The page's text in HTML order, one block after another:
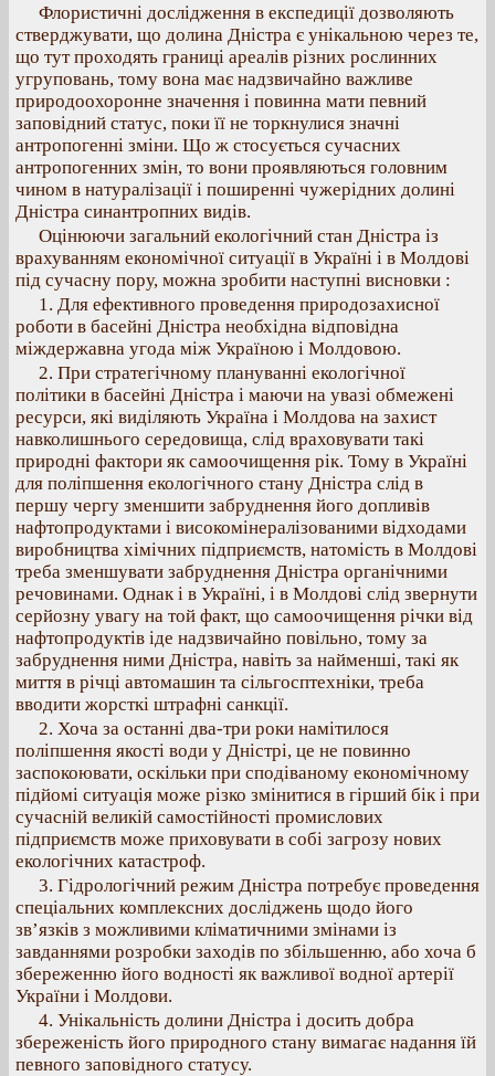
Флористичні дослідження в експедиції дозволяють
стверджувати, що долина Дністра є унікальною через те,
що тут проходять границі ареалів різних рослинних
угруповань, тому вона має надзвичайно важливе
природоохоронне значення і повинна мати певний
заповідний статус, поки її не торкнулися значні
антропогенні зміни. Що ж стосується сучасних
антропогенних змін, то вони проявляються головним
чином в натуралізації і поширенні чужерідних долині
Дністра синантропних видів.
Оцінюючи загальний екологічний стан Дністра із
врахуванням економічної ситуації в Україні і в Молдові
під сучасну пору, можна зробити наступні висновки :
1. Для ефективного проведення природозахисної
роботи в басейні Дністра необхідна відповідна
міждержавна угода між Україною і Молдовою.
2. При стратегічному плануванні екологічної
політики в басейні Дністра і маючи на увазі обмежені
ресурси, які виділяють Україна і Молдова на захист
навколишнього середовища, слід враховувати такі
природні фактори як самоочищення рік. Тому в Україні
для поліпшення екологічного стану Дністра слід в
першу чергу зменшити забруднення його допливів
нафтопродуктами і високомінералізованими відходами
виробництва хімічних підприємств, натомість в Молдові
треба зменшувати забруднення Дністра органічними
речовинами. Однак і в Україні, і в Молдові слід звернути
серйозну увагу на той факт, що самоочищення річки від
нафтопродуктів іде надзвичайно повільно, тому за
забруднення ними Дністра, навіть за найменші, такі як
миття в річці автомашин та сільгосптехніки, треба
вводити жорсткі штрафні санкції.
2. Хоча за останні два-три роки намітилося
поліпшення якості води у Дністрі, це не повинно
заспокоювати, оскільки при сподіваному економічному
підйомі ситуація може різко змінитися в гірший бік і при
сучасній великій самостійності промислових
підприємств може приховувати в собі загрозу нових
екологічних катастроф.
3. Гідрологічний режим Дністра потребує проведення
спеціальних комплексних досліджень щодо його
зв’язків з можливими кліматичними змінами із
завданнями розробки заходів по збільшенню, або хоча б
збереженню його водності як важливої водної артерії
України і Молдови.
4. Унікальність долини Дністра і досить добра
збереженість його природного стану вимагає надання їй
певного заповідного статусу.